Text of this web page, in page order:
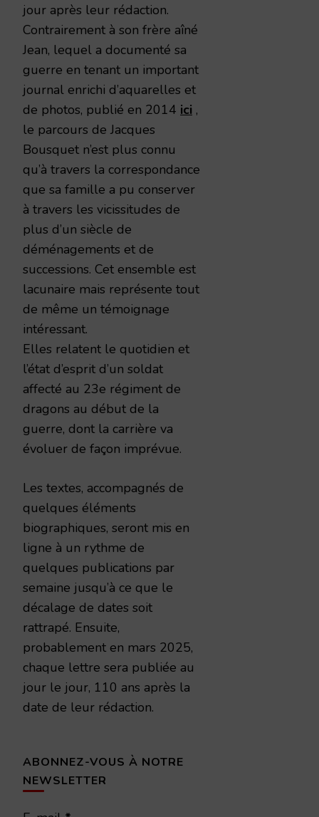
jour après leur rédaction.
Contrairement à son frère aîné
Jean, lequel a documenté sa
guerre en tenant un important
journal enrichi d’aquarelles et
de photos, publié en 2014 ici ,
le parcours de Jacques
Bousquet n’est plus connu
qu’à travers la correspondance
que sa famille a pu conserver
à travers les vicissitudes de
plus d’un siècle de
déménagements et de
successions. Cet ensemble est
lacunaire mais représente tout
de même un témoignage
intéressant.
Elles relatent le quotidien et
l’état d’esprit d’un soldat
affecté au 23e régiment de
dragons au début de la
guerre, dont la carrière va
évoluer de façon imprévue.
Les textes, accompagnés de
quelques éléments
biographiques, seront mis en
ligne à un rythme de
quelques publications par
semaine jusqu’à ce que le
décalage de dates soit
rattrapé. Ensuite,
probablement en mars 2025,
chaque lettre sera publiée au
jour le jour, 110 ans après la
date de leur rédaction.
ABONNEZ-VOUS À NOTRE
NEWSLETTER